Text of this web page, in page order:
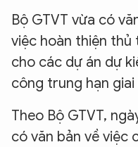
Bộ GTVT vừa có
việc hoàn thiện thủ
cho các dự án dự
công trung hạn
Theo Bộ GTVT,
có văn bản về việc